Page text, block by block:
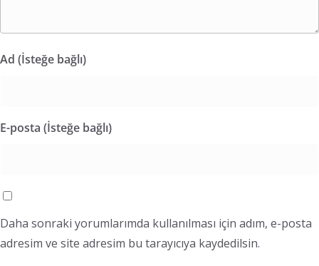
Ad (İsteğe bağlı)
E-posta (İsteğe bağlı)
Daha sonraki yorumlarımda kullanılması için adım, e-posta
adresim ve site adresim bu tarayıcıya kaydedilsin.